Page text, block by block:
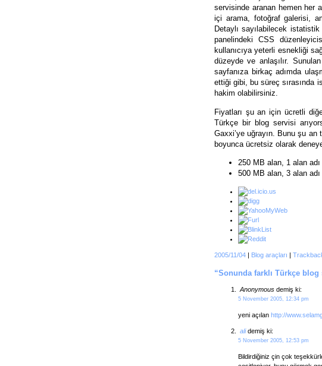
servisinde aranan hemen her
içi arama, fotoğraf galerisi,
Detaylı sayılabilecek
panelindeki CSS
kullanıcıya yeterli esnekliği
düzeyde ve anlaşılır.
sayfanıza birkaç adımda
ettiği gibi, bu süreç sırasında
hakim olabilirsiniz.
Fiyatları şu an için ücretli
Türkçe bir blog servisi
Gaxxi’ye uğrayın. Bunu şu
boyunca ücretsiz olarak
250 MB alan, 1 alan
500 MB alan, 3 alan
2005/11/04| Blog araçları |
“Sonunda farklı Türkçe blog
Anonymousdemiş ki:
5 November 2005, 12:34 pm
yeni açılan http://
alidemiş ki:
5 November 2005, 12:53 pm
Bildirdiğiniz çin çok